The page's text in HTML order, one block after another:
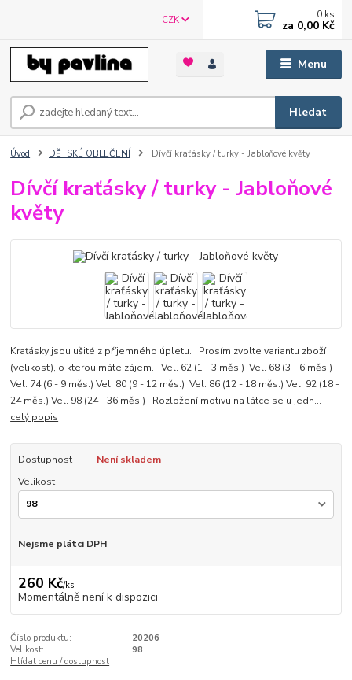
Menu
CZK
Hledat
0 ks
za 0,00 Kč
Úvod DĚTSKÉ OBLEČENÍ Dívčí kraťásky / turky - Jabloňové květy
Dívčí kraťásky / turky - Jabloňové
květy
Kraťásky jsou ušité z příjemného úpletu. Prosím zvolte variantu zboží
(velikost), o kterou máte zájem. Vel. 62 (1 - 3 měs.) Vel. 68 (3 - 6 měs.)
Vel. 74 (6 - 9 měs.) Vel. 80 (9 - 12 měs.) Vel. 86 (12 - 18 měs.) Vel. 92 (18 -
24 měs.) Vel. 98 (24 - 36 měs.) Rozložení motivu na látce se u jedn...
celý popis
Dostupnost
Není skladem
Velikost
Nejsme plátci DPH
260 Kč/ks
Momentálně není k dispozici
Číslo produktu:
20206
Velikost:
98
Hlídat cenu / dostupnost